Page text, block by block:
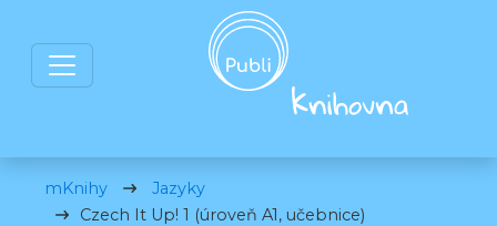
mKnihy
Jazyky
Czech It Up! 1 (úroveň A1, učebnice)